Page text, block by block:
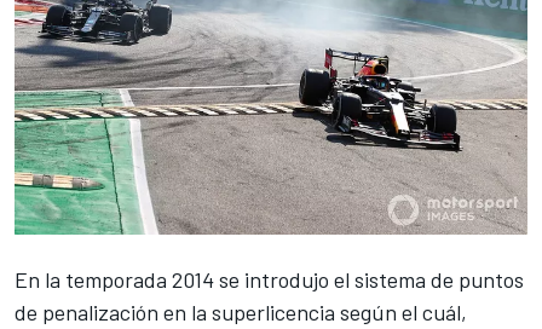
En la temporada 2014 se introdujo el sistema de puntos
de penalización en la superlicencia según el cuál,